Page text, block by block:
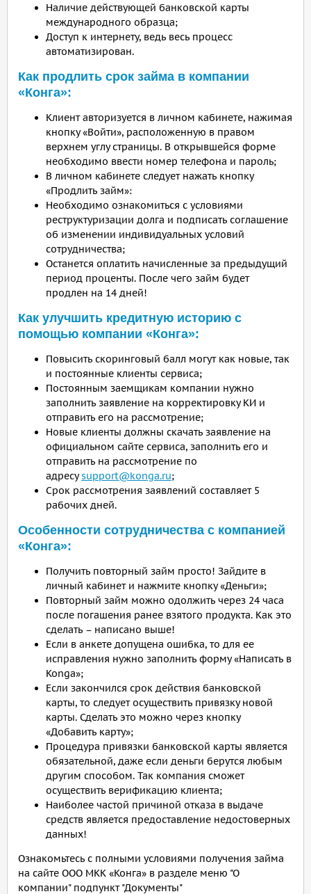
Наличие действующей банковской карты
международного образца;
Доступ к интернету, ведь весь процесс
автоматизирован.
Как продлить срок займа в компании
«Конга»:
Клиент авторизуется в личном кабинете, нажимая
кнопку «Войти», расположенную в правом
верхнем углу страницы. В открывшейся форме
необходимо ввести номер телефона и пароль;
В личном кабинете следует нажать кнопку
«Продлить займ»:
Необходимо ознакомиться с условиями
реструктуризации долга и подписать соглашение
об изменении индивидуальных условий
сотрудничества;
Останется оплатить начисленные за предыдущий
период проценты. После чего займ будет
продлен на 14 дней!
Как улучшить кредитную историю с
помощью компании «Конга»:
Повысить скоринговый балл могут как новые, так
и постоянные клиенты сервиса;
Постоянным заемщикам компании нужно
заполнить заявление на корректировку КИ и
отправить его на рассмотрение;
Новые клиенты должны скачать заявление на
официальном сайте сервиса, заполнить его и
отправить на рассмотрение по
адресуsupport@konga.ru;
Срок рассмотрения заявлений составляет 5
рабочих дней.
Особенности сотрудничества с компанией
«Конга»:
Получить повторный займ просто! Зайдите в
личный кабинет и нажмите кнопку «Деньги»;
Повторный займ можно одолжить через 24 часа
после погашения ранее взятого продукта. Как это
сделать – написано выше!
Если в анкете допущена ошибка, то для ее
исправления нужно заполнить форму «Написать в
Konga»;
Если закончился срок действия банковской
карты, то следует осуществить привязку новой
карты. Сделать это можно через кнопку
«Добавить карту»;
Процедура привязки банковской карты является
обязательной, даже если деньги берутся любым
другим способом. Так компания сможет
осуществить верификацию клиента;
Наиболее частой причиной отказа в выдаче
средств является предоставление недостоверных
данных!
Ознакомьтесь с полными условиями получения займа
на сайте ООО МКК «Конга» в разделе меню "О
компании" подпункт "Документы"